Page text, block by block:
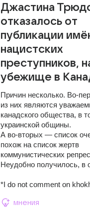
Джастина
отказалось от
публикации
нацистских
преступников,
убежище в
Причин несколько. Во-
из них являются
канадского общества, в
украинской общины.
А во-вторых — список
похож на список жертв
коммунистических
Неудобно получилось, в
*I do not comment on
мнения